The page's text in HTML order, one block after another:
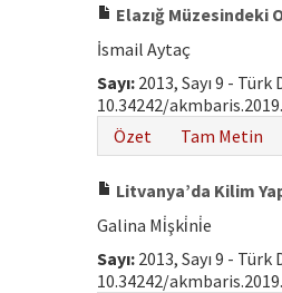
Elazığ Müzesindeki
İsmail Aytaç
Sayı: 2013, Sayı 9 - Türk
10.34242/
Özet Tam Metin
Litvanya’da Kilim
Galina Mi̇şki̇ni̇e
Sayı: 2013, Sayı 9 - Türk
10.34242/